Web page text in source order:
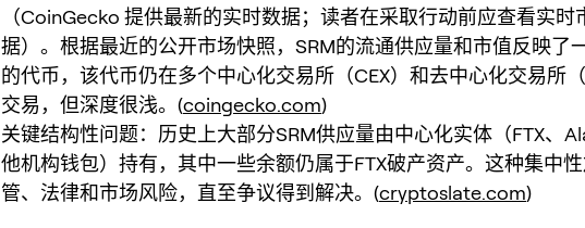
（CoinGecko 提供最新的实时数据；读者在采取行动前应查看实时
据）。根据最近的公开市场快照，SRM的流通供应量和市值反映了
的代币，该代币仍在多个中心化交易所（CEX）和去中心化交易所
交易，但深度很浅。(coingecko.com)
关键结构性问题：历史上大部分SRM供应量由中心化实体（FTX、
他机构钱包）持有，其中一些余额仍属于FTX破产资产。这种集中
管、法律和市场风险，直至争议得到解决。(cryptoslate.com)